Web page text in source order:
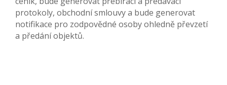
protokoly, obchodní smlouvy a bude generovat
notifikace pro zodpovědné osoby ohledně převzetí
a předání objektů.